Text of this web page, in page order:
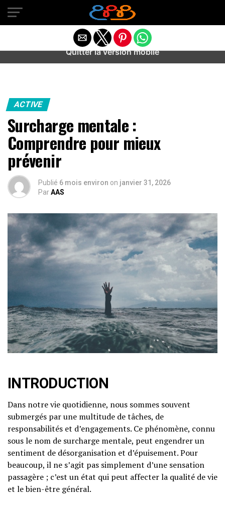
Warning
: preg_match(): Unknown modifier '/' in
/home/u589487443/domains/aideanxietestress.fr/
content/plugins/idev-post-views/includes/class-bots.php
ACTIVE
Surcharge mentale :
Comprendre pour mieux
prévenir
Publié 6 mois environ on janvier 31, 2026
ParAAS
INTRODUCTION
Dans notre vie quotidienne, nous sommes souvent
submergés par une multitude de tâches, de
responsabilités et d’engagements. Ce phénomène, connu
sous le nom de surcharge mentale, peut engendrer un
sentiment de désorganisation et d’épuisement. Pour
beaucoup, il ne s’agit pas simplement d’une sensation
passagère ; c’est un état qui peut affecter la qualité de vie
et le bien-être général.
Quitter la version mobile